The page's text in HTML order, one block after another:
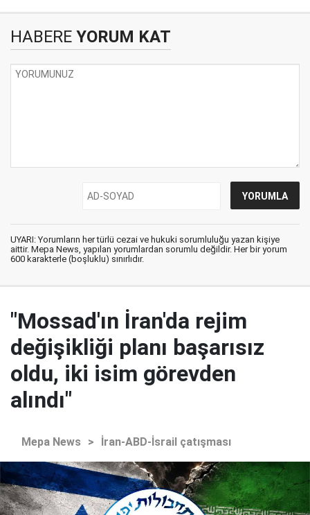
HABERE YORUM KAT
UYARI: Yorumların her türlü cezai ve hukuki sorumluluğu yazan kişiye
aittir. Mepa News, yapılan yorumlardan sorumlu değildir. Her bir yorum
600 karakterle (boşluklu) sınırlıdır.
"Mossad'ın İran'da rejim
değişikliği planı başarısız
oldu, iki isim görevden
alındı"
Mepa News > İran-ABD-İsrail çatışması